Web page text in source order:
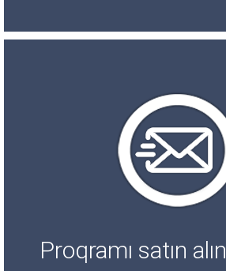
Proqramı satın alın